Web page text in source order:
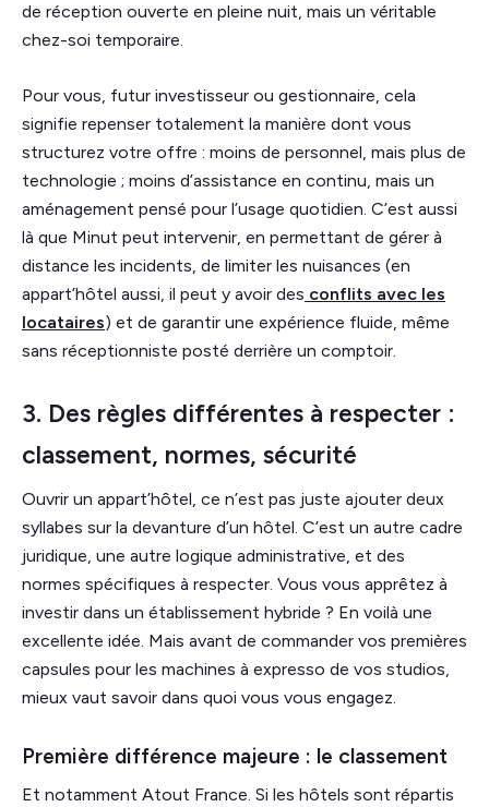
de réception ouverte en pleine nuit, mais un véritable
chez-soi temporaire.
Pour vous, futur investisseur ou gestionnaire, cela
signifie repenser totalement la manière dont vous
structurez votre offre : moins de personnel, mais plus de
technologie ; moins d’assistance en continu, mais un
aménagement pensé pour l’usage quotidien. C’est aussi
là que Minut peut intervenir, en permettant de gérer à
distance les incidents, de limiter les nuisances (en
appart’hôtel aussi, il peut y avoir des conflits avec les
locataires) et de garantir une expérience fluide, même
sans réceptionniste posté derrière un comptoir.
3. Des règles différentes à respecter :
classement, normes, sécurité
Ouvrir un appart’hôtel, ce n’est pas juste ajouter deux
syllabes sur la devanture d’un hôtel. C’est un autre cadre
juridique, une autre logique administrative, et des
normes spécifiques à respecter. Vous vous apprêtez à
investir dans un établissement hybride ? En voilà une
excellente idée. Mais avant de commander vos premières
capsules pour les machines à expresso de vos studios,
mieux vaut savoir dans quoi vous vous engagez.
Première différence majeure : le classement
Et notamment Atout France. Si les hôtels sont répartis